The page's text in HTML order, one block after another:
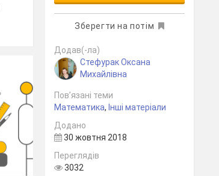
Зберегти на потім
Додав(-ла)
Стефурак Оксана
Михайлівна
Пов’язані теми
Математика, Інші матеріали
Додано
30 жовтня 2018
Переглядів
3032